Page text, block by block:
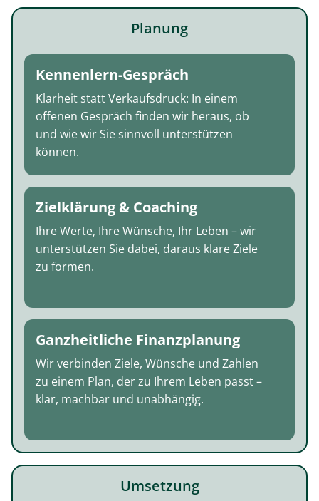
Planung
Kennenlern-Gespräch
Klarheit statt Verkaufsdruck: In einem
offenen Gespräch finden wir heraus, ob
und wie wir Sie sinnvoll unterstützen
können.
Zielklärung & Coaching
Ihre Werte, Ihre Wünsche, Ihr Leben – wir
unterstützen Sie dabei, daraus klare Ziele
zu formen.
Ganzheitliche Finanzplanung
Wir verbinden Ziele, Wünsche und Zahlen
zu einem Plan, der zu Ihrem Leben passt –
klar, machbar und unabhängig.
Umsetzung